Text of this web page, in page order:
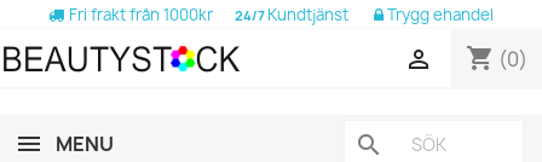
Fri frakt från 1000kr 24/7 Kundtjänst Trygg ehandel
shopping_cart (0)

MENU search